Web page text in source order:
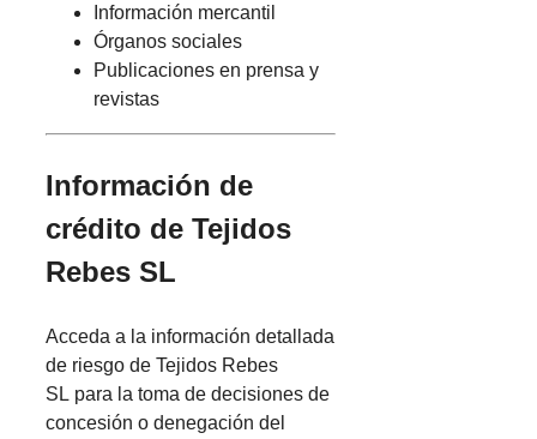
Información mercantil
Órganos sociales
Publicaciones en prensa y
revistas
Información de
crédito de Tejidos
Rebes SL
Acceda a la información detallada
de riesgo de Tejidos Rebes
SL para la toma de decisiones de
concesión o denegación del